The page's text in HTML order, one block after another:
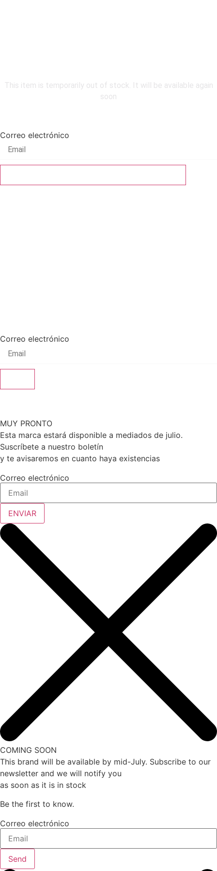
This item is temporarily out of stock. It will be available again
soon
Correo electrónico
Correo electrónico
MUY PRONTO
Esta marca estará disponible a mediados de julio.
Suscríbete a nuestro boletín
y te avisaremos en cuanto haya existencias
Correo electrónico
ENVIAR
COMING SOON
This brand will be available by mid-July. Subscribe to our
newsletter and we will notify you
as soon as it is in stock
Be the first to know.
Correo electrónico
Send